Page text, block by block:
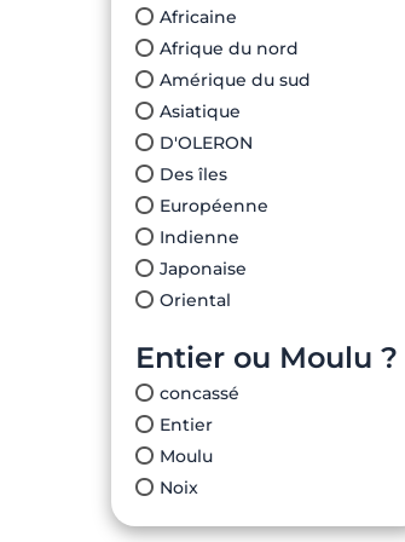
Africaine
Afrique du nord
Amérique du sud
Asiatique
D'OLERON
Des îles
Européenne
Indienne
Japonaise
Oriental
Entier ou Moulu ?
concassé
Entier
Moulu
Noix